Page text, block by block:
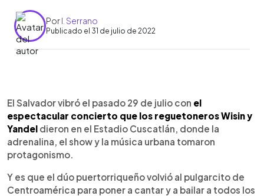
PorI. Serrano
Publicado el 31 de julio de 2022
Escuchar artículo
El Salvador vibró el pasado 29 de julio con el
espectacular concierto que los reguetoneros Wisin y
Yandel dieron en el Estadio Cuscatlán, donde la
adrenalina, el show y la música urbana tomaron
protagonismo.
Y es que el dúo puertorriqueño volvió al pulgarcito de
Centroamérica para poner a cantar y a bailar a todos los